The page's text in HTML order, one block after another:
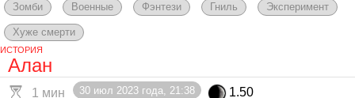
Зомби Военные Фэнтези Гниль Эксперимент
Хуже смерти
ИСТОРИЯ
Алан
1 мин 30 июл 2023 года, 21:38
1.50